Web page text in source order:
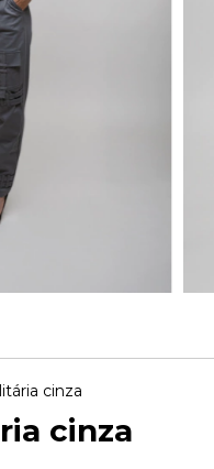
cinza
cinza